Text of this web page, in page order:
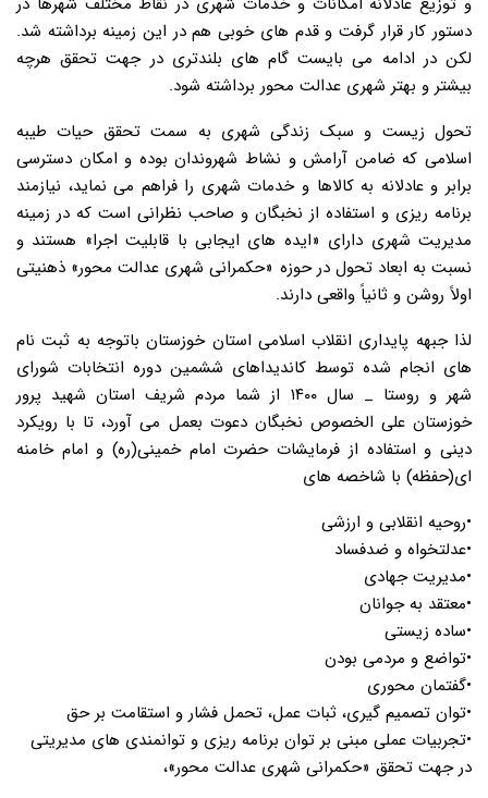
دستور کار قرار گرفت و قدم های خوبی هم در این زمینه برداشته شد.
لکن در ادامه می بایست گام های بلندتری در جهت تحقق هرچه
بیشتر و بهتر شهری عدالت محور برداشته شود.
تحول زیست و سبک زندگی شهری به سمت تحقق حیات طیبه
اسلامی که ضامن آرامش و نشاط شهروندان بوده و امکان دسترسی
برابر و عادلانه به کالاها و خدمات شهری را فراهم می نماید، نیازمند
برنامه ریزی و استفاده از نخبگان و صاحب نظرانی است که در زمینه
مدیریت شهری دارای «ایده های ایجابی با قابلیت اجرا» هستند و
نسبت به ابعاد تحول در حوزه «حکمرانی شهری عدالت محور» ذهنیتی
اولاً روشن و ثانیاً واقعی دارند.
لذا جبهه پایداری انقلاب اسلامی استان خوزستان باتوجه به ثبت نام
های انجام شده توسط کاندیداهای ششمین دوره انتخابات شورای
شهر و روستا _ سال ۱۴۰۰ از شما مردم شریف استان شهید پرور
خوزستان علی الخصوص نخبگان دعوت بعمل می آورد، تا با رویکرد
دینی و استفاده از فرمایشات حضرت امام خمینی(ره) و امام خامنه
ای(حفظه) با شاخصه های
•روحیه انقلابی و ارزشی
•عدلتخواه و ضدفساد
•مدیریت جهادی
•معتقد به جوانان
•ساده زیستی
•تواضع و مردمی بودن
•گفتمان محوری
•توان تصمیم گیری، ثبات عمل، تحمل فشار و استقامت بر حق
•تجربیات عملی مبنی بر توان برنامه ریزی و توانمندی های مدیریتی
در جهت تحقق «حکمرانی شهری عدالت محور»،